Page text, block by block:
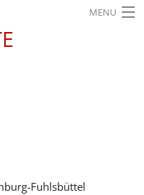
MENU
Fuhlsbüttel